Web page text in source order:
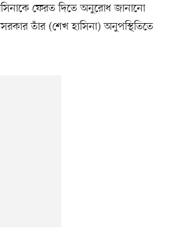
ফেরত দিতে অনুরোধ জানানো
তাঁর (শেখ হাসিনা) অনুপস্থিতিতে